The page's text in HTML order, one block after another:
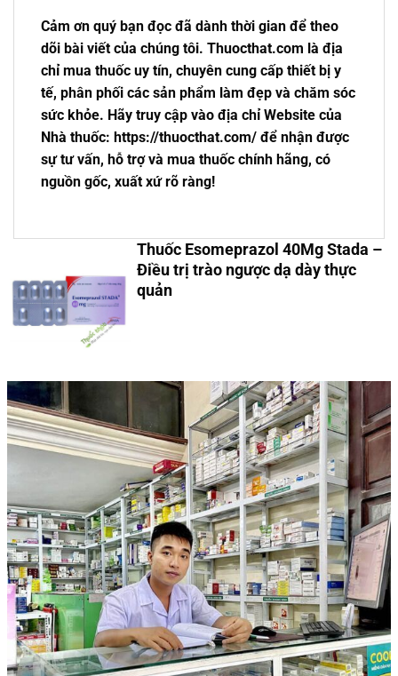
Cảm ơn quý bạn đọc đã dành thời gian để theo
dõi bài viết của chúng tôi. Thuocthat.com là địa
chỉ mua thuốc uy tín, chuyên cung cấp thiết bị y
tế, phân phối các sản phẩm làm đẹp và chăm sóc
sức khỏe. Hãy truy cập vào địa chỉ Website của
Nhà thuốc: https://thuocthat.com/ để nhận được
sự tư vấn, hỗ trợ và mua thuốc chính hãng, có
nguồn gốc, xuất xứ rõ ràng!
Thuốc Esomeprazol 40Mg Stada –
Điều trị trào ngược dạ dày thực
quản